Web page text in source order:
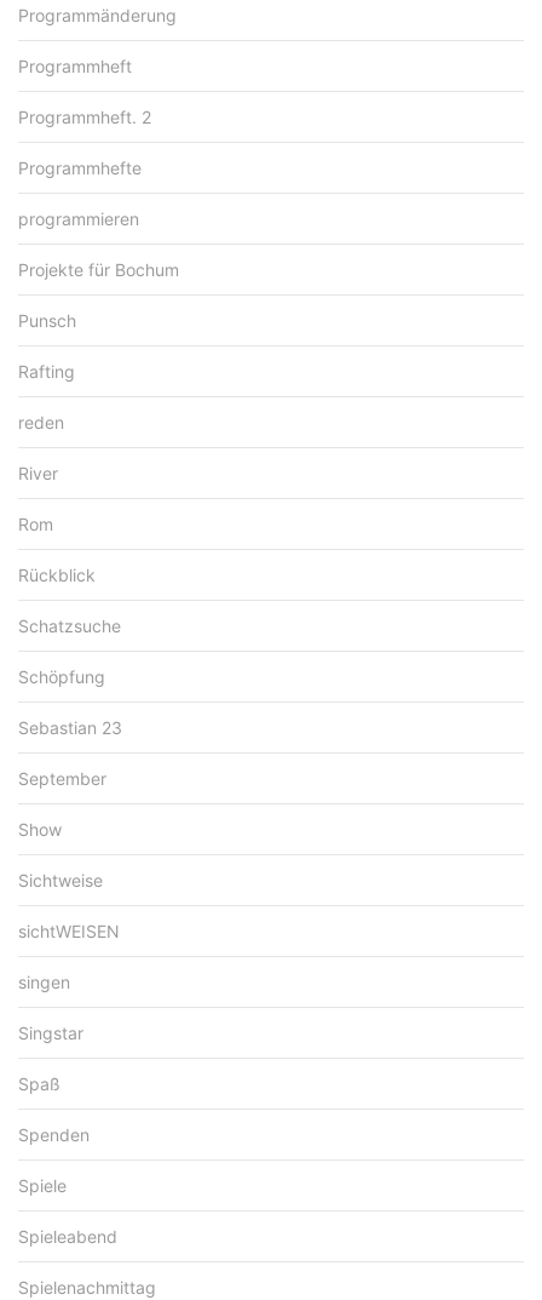
Programmänderung
Programmheft
Programmheft. 2
Programmhefte
programmieren
Projekte für Bochum
Punsch
Rafting
reden
River
Rom
Rückblick
Schatzsuche
Schöpfung
Sebastian 23
September
Show
Sichtweise
sichtWEISEN
singen
Singstar
Spaß
Spenden
Spiele
Spieleabend
Spielenachmittag